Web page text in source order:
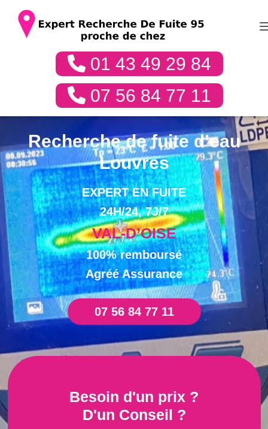
01 43 49 29 84
07 56 84 77 11
Recherche de fuite d’eau
Louvres
EXPERT EN FUITE
24H/24, 7J/7
VAL-D’OISE
100% remboursé
Agréé Assurance
07 56 84 77 11
Besoin d'un prix ?
D'un Conseil ?